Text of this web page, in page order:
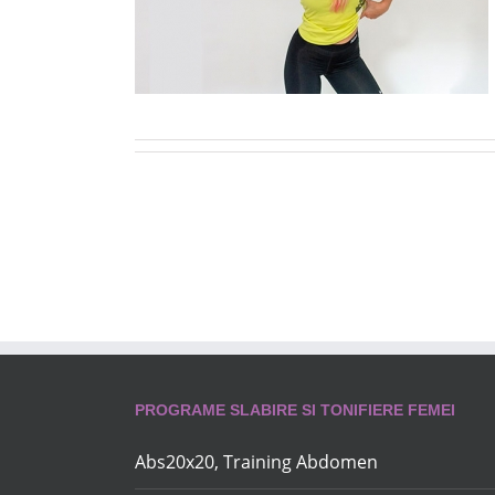
PROGRAME SLABIRE SI TONIFIERE FEMEI
Abs20x20, Training Abdomen